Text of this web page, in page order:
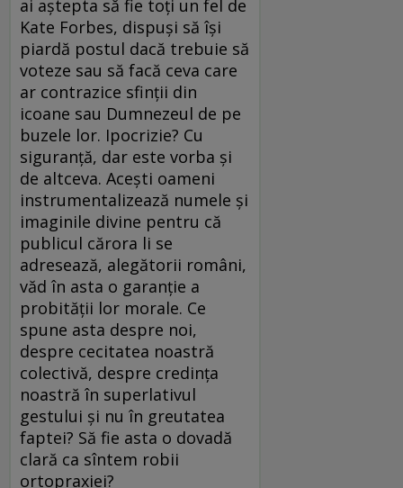
ai aștepta să fie toți un fel de
Kate Forbes, dispuși să își
piardă postul dacă trebuie să
voteze sau să facă ceva care
ar contrazice sfinții din
icoane sau Dumnezeul de pe
buzele lor. Ipocrizie? Cu
siguranță, dar este vorba și
de altceva. Acești oameni
instrumentalizează numele și
imaginile divine pentru că
publicul cărora li se
adresează, alegătorii români,
văd în asta o garanție a
probității lor morale. Ce
spune asta despre noi,
despre cecitatea noastră
colectivă, despre credința
noastră în superlativul
gestului și nu în greutatea
faptei? Să fie asta o dovadă
clară ca sîntem robii
ortopraxiei?